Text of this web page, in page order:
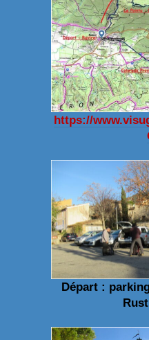
https://
Départ :